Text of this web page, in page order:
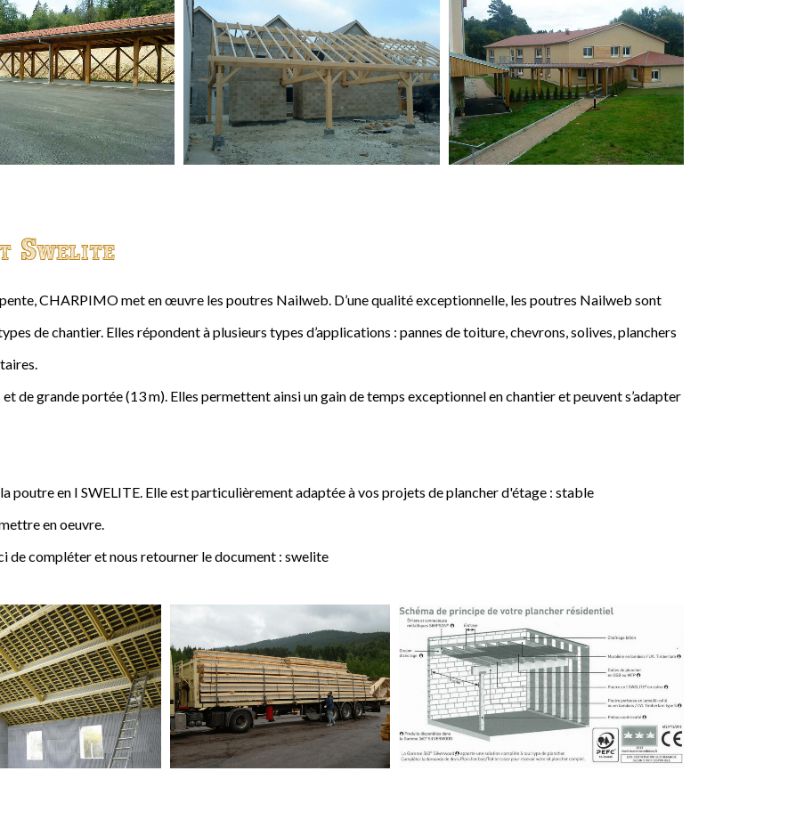
Swelite
CHARPIMO met en œuvre les poutres Nailweb. D’une qualité exceptionnelle, les poutres Nailweb sont
de chantier. Elles répondent à plusieurs types d’applications : pannes de toiture, chevrons, solives, planchers
de grande portée (13 m). Elles permettent ainsi un gain de temps exceptionnel en chantier et peuvent s’adapter
poutre en I SWELITE. Elle est particulièrement adaptée à vos projets de plancher d'étage : stable
en oeuvre.
de compléter et nous retourner le document : swelite